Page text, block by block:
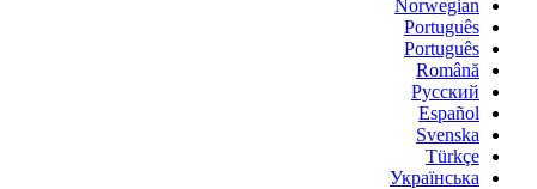
Norwegian
Português
Português
Română
Русский
Español
Svenska
Türkçe
Українська